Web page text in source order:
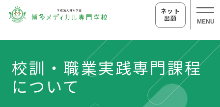
ネット
出願
MENU
校訓・職業実践専門課程
について